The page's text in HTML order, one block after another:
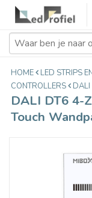
HOME LED STRIPS
CONTROLLERS
DALI
DALI DT6 4-
Touch